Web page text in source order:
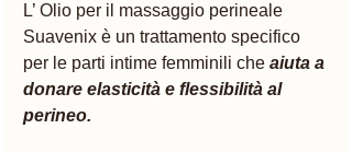
L’ Olio per il massaggio perineale
Suavenix è un trattamento specifico
per le parti intime femminili che aiuta a
donare elasticità e flessibilità al
perineo.